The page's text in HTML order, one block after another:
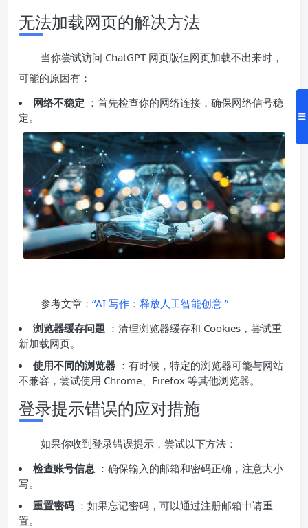
无法加载网页的解决方法
当你尝试访问 ChatGPT 网页版但网页加载不出来时，
可能的原因有：
网络不稳定 ：首先检查你的网络连接，确保网络信号稳
定。
参考文章： “AI 写作：释放人工智能创意 ”
浏览器缓存问题 ：清理浏览器缓存和 Cookies，尝试重
新加载网页。
使用不同的浏览器 ：有时候，特定的浏览器可能与网站
不兼容，尝试使用 Chrome、Firefox 等其他浏览器。
登录提示错误的应对措施
如果你收到登录错误提示，尝试以下方法：
检查账号信息 ：确保输入的邮箱和密码正确，注意大小
写。
重置密码 ：如果忘记密码，可以通过注册邮箱申请重
置。